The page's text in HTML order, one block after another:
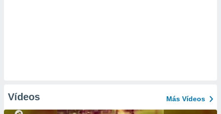
Vídeos Más Vídeos